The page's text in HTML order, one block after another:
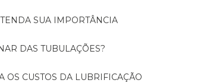
SUA IMPORTÂNCIA
DAS TUBULAÇÕES?
OS CUSTOS DA LUBRIFICAÇÃO